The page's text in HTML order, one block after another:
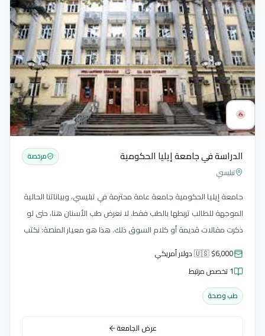
الدراسة في جامعة إيليا الحكومية
تبليسي
مرخصة
جامعة إيليا الحكومية جامعة عامة محترمة في تبليسي، وبياناتنا الحالية
الموجهة للطالب تربطها بالطب فقط. لا نعرض طب الأسنان هنا، حتى لو
ذكرت مقالات قديمة أو كلام السوق ذلك. هذا هو معيار المنصة: نكتب
محتوى جذابا، لكن الحقيقة تأتي أولا.
🇺🇸 $6,000 دولار أمريكي
1 تخصص مرتبط
طب وصحة
عرض الجامعة